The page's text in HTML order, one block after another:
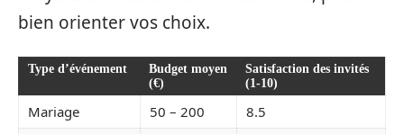
bien orienter vos choix.
Type d’événement
Budget moyen
(€)
Satisfaction des invités
(1-10)
Mariage 50 – 200
8.5